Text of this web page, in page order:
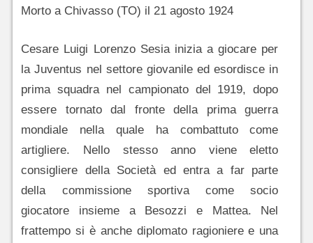
Morto a Chivasso (TO) il 21 agosto 1924
Cesare Luigi Lorenzo Sesia inizia a giocare per
la Juventus nel settore giovanile ed esordisce in
prima squadra nel campionato del 1919, dopo
essere tornato dal fronte della prima guerra
mondiale nella quale ha combattuto come
artigliere. Nello stesso anno viene eletto
consigliere della Società ed entra a far parte
della commissione sportiva come socio
giocatore insieme a Besozzi e Mattea. Nel
frattempo si è anche diplomato ragioniere e una